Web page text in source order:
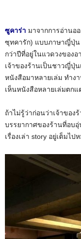
ซูคาร่า มาจากการอ่านออ
ซุทคารัก) แบบภาษาญี่ปุ่น
กว่าปีที่อยู่ในแวดวงของ
เจ้าของร้านเป็นชาวญี่ปุ่
หนังสือมาหลายเล่ม ทำง
เห็นหนังสือหลายเล่มตก
ถ้าไม่รู้ว่าก่อนว่าเจ้าขอ
บรรยากาศของร้านที่อบอุ่
เรื่องเล่า story อยู่เต็มไป